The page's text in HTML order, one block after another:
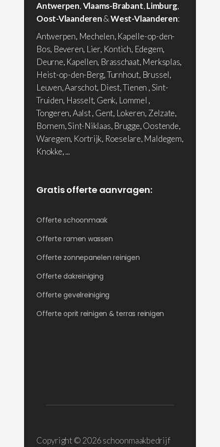
Antwerpen,Vlaams-Brabant,Limburg,
Oost-Vlaanderen&West-Vlaanderen:
Antwerpen, Mechelen, Kapelle-op-den-
Bos, Beveren, Lier, Kontich, Edegem,
Deurne, Kapellen, Brasschaat, Merksplas,
Heist-op-den-Berg, Turnhout, Brussel,
Leuven, Aarschot, Diest, Tienen , Sint-
Truiden, Hasselt, Genk, Lommel ,
Tongeren, Aalst , Gent, Lokeren, Zelzate,
Bornem, Sint-Niklaas, Brugge, Oostende,
Waregem, Kortrijk, Roeselare, Maldegem,
Knokke, ...
Gratis offerte aanvragen:
Offerte schoonmaak
Offerte ramen wassen
Offerte zonnepanelen reinigen
Offerte dakreiniging
Offerte gevelreiniging
Offerte oprit reinigen & terras reinigen
Copyright © 2026 schoonmaakbedrijf